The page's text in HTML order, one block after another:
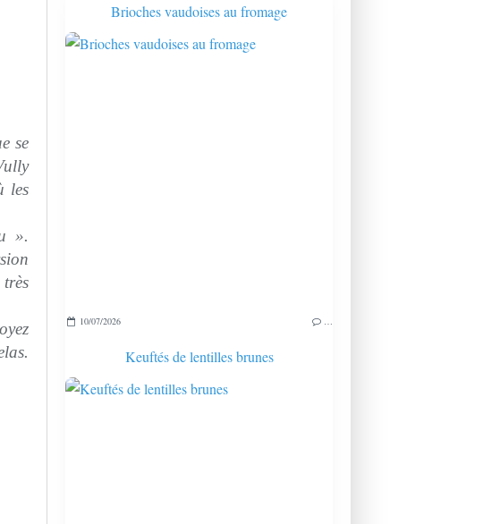
se
les
».
Brioches vaudoises au fromage
10/07/2026 …
Keuftés de lentilles brunes